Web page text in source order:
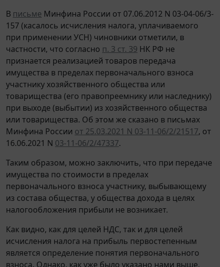
В письме Минфина России от 07.06.2012 N 03-04-06/3-
157 (касалось исчисления налога, уплачиваемого
при применении УСН) чиновники отметили, в
частности, что согласно п. 3 ст. 39 НК РФ не
признается реализацией товаров передача
имущества в пределах первоначального взноса
участнику хозяйственного общества или
товарищества (его правопреемнику или наследнику)
при выходе (выбытии) из хозяйственного общества
или товарищества. Об этом же сказано в письмах
Минфина России от 25.03.2021 N 03-11-06/2/21517, от
16.06.2021 N 03-11-06/2/47337.
Таким образом, можно заключить, что при передаче
имущества по стоимости в пределах
первоначального взноса участнику, выбывающему
из состава общества, у общества дохода в целях
налогообложения прибыли не возникает.
Как видно, как для целей НДС, так и для целей
исчисления налога на прибыль первостепенным
является определение понятия первоначального
взноса. Однако, как уже было указано нами выше,